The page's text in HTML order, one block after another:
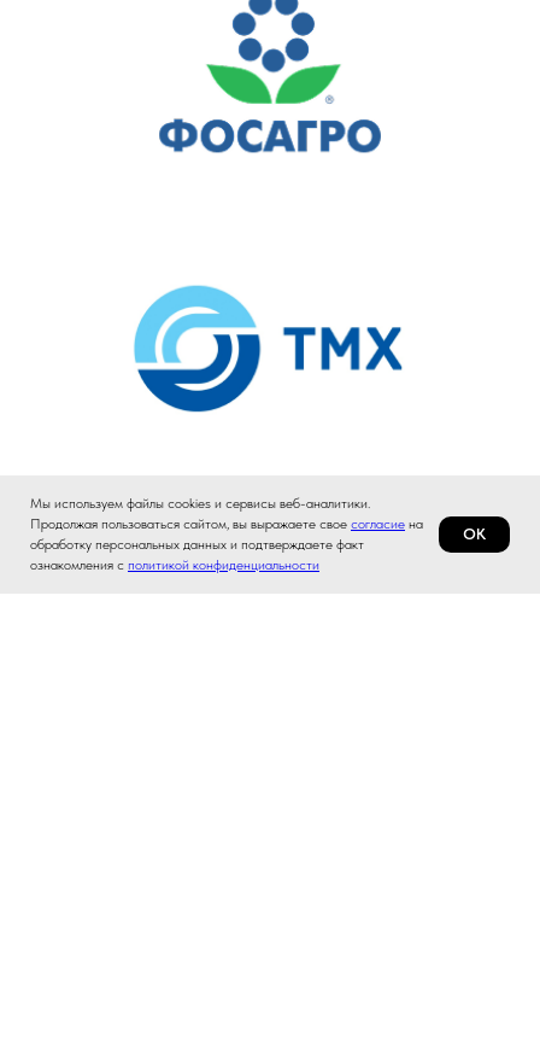
Мы используем файлы cookies и сервисы веб-аналитики.
Продолжая пользоваться сайтом, вы выражаете свое согласие на
обработку персональных данных и подтверждаете факт
ознакомления с политикой конфиденциальности
ОК